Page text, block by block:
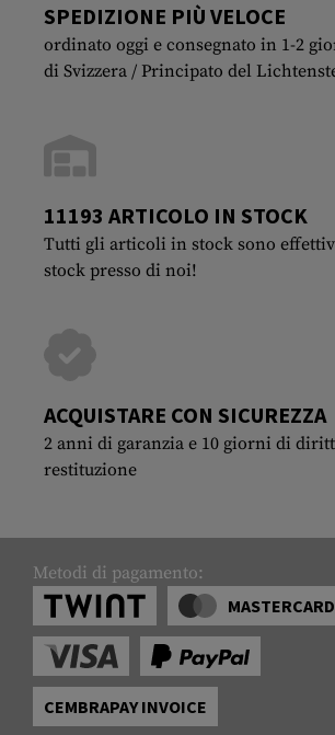
SPEDIZIONE PIÙ VELOCE
ordinato oggi e consegnato in 1-2
di Svizzera / Principato del
11193 ARTICOLO IN STOCK
Tutti gli articoli in stock sono
stock presso di noi!
ACQUISTARE CON SICUREZZA
2 anni di garanzia e 10 giorni di
restituzione
Metodi di pagamento:
MASTERCARD
CEMBRAPAY INVOICE